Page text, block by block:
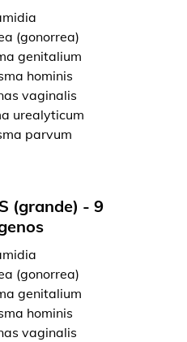
(gonorrea)
genitalium
hominis
vaginalis
urealyticum
parvum
(grande) - 9
(gonorrea)
genitalium
hominis
vaginalis